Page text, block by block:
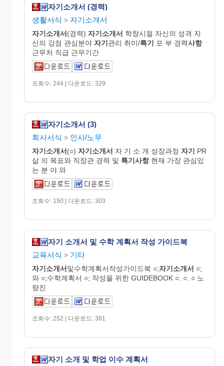
자기소개서 (경력)
생활서식 > 자기소개서
자기소개서(경력) 자기소개서 학창시절 자신의 성격 자
신의 강점 관심분야 자기관리 취미/특기 포 부 경력사항
근무처 직급 근무기간
조회수: 244 | 다운로드: 329
자기소개서 (3)
회사서식 > 인사/노무
자기소개서(○) 자기소개서 자 기 소 개 성장과정 자기 PR
삶 의 목표와 직장관 경력 및 특기사항현재 가장 관심있
는 분 야 와
조회수: 150 | 다운로드: 303
자기 소개서 및 수학 계획서 작성 가이드북
교육서식 > 기타
자기소개서및수학계획서작성가이드북 ○;자기소개서 ○;
와 ○;수학계획서 ○; 작성을 위한 GUIDEBOOK ○. ○. ○ 노
량진
조회수: 252 | 다운로드: 381
자기 소개 및 학업 이수 계획서